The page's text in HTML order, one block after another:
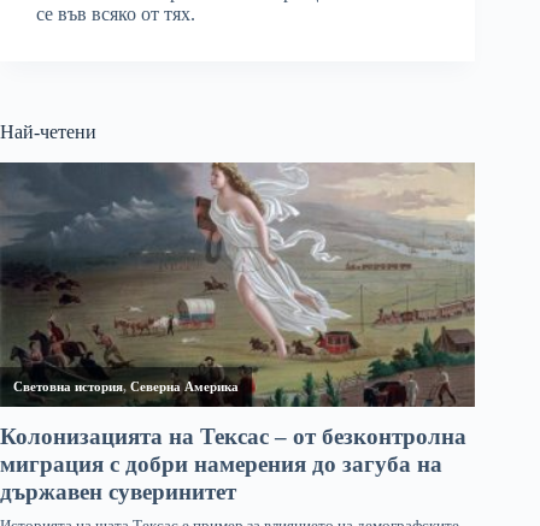
се във всяко от тях.
Най-четени